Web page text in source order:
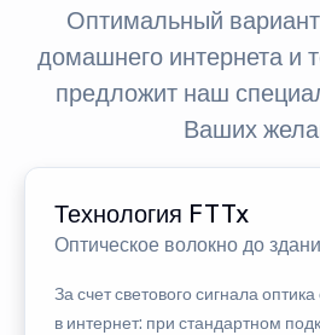
Оптимальный
домашнего интернета и
предложит наш
Ваших
Технология FTTx
Оптическое волокно до
За счет светового сигнала
в интернет: при стандартном